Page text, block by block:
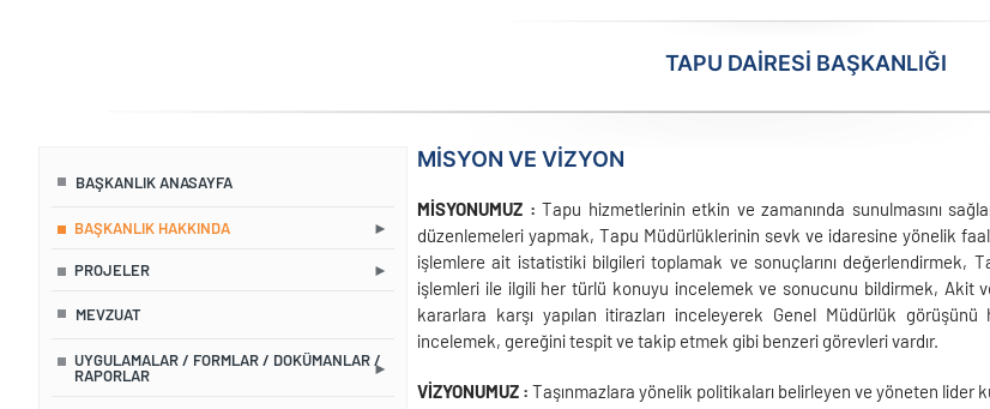
TAPU DAİRESİ BAŞKANLIĞI
BAŞKANLIK ANASAYFA
BAŞKANLIK HAKKINDA
PROJELER
MEVZUAT
UYGULAMALAR / FORMLAR / DOKÜMANLAR /
RAPORLAR
MISYON VE VIZYON
MİSYONUMUZ : Tapu hizmetlerinin etkin ve zamanında sunulmasını
düzenlemeleri yapmak, Tapu Müdürlüklerinin sevk ve idaresine yönelik
işlemlere ait istatistiki bilgileri toplamak ve sonuçlarını değerlendirmek,
işlemleri ile ilgili her türlü konuyu incelemek ve sonucunu bildirmek, Akit
kararlara karşı yapılan itirazları inceleyerek Genel Müdürlük
incelemek, gereğini tespit ve takip etmek gibi benzeri görevleri vardır.
VİZYONUMUZ : Taşınmazlara yönelik politikaları belirleyen ve yöneten lider